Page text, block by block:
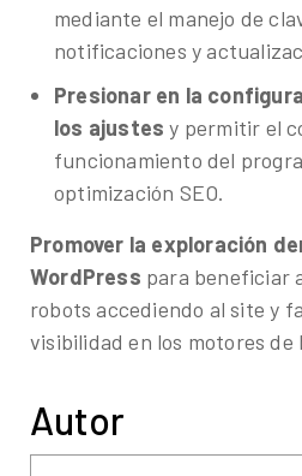
mediante el manejo de
notificaciones y
Presionar en la
los ajustes y permitir el
funcionamiento del
optimización SEO.
Promover la exploración
WordPress para beneficiar
robots accediendo al site y
visibilidad en los motores de
Autor